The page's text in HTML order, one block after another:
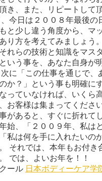
き、また、リピートして
今日は２００８年最後の
と少し違う角度から、マ
り方を考えてみましょう
れらの技術と知識をマス
いう事を、あなた自身が
に「この仕事を通じで、
か？」という事も明確に
っていなければ、いくら
お客様は集まってくださ
があると、すぐに折れて
始、「２００９年、私は
私は何を手に入れたいの
それでは、本年もお付き
では、よいお年を！！
ール 日本ボディーケア学